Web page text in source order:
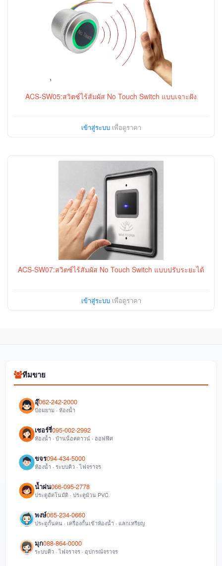
ACS-SW05:สวิตซ์ไร้สัมผัส No Touch Switch แบบเจาะฝัง
เข้าสู่ระบบเพื่อดูราคา
ACS-SW07:สวิตซ์ไร้สัมผัส No Touch Switch แบบปรับระยะได้
เข้าสู่ระบบเพื่อดูราคา
ทีมขาย
อุ๊062-242-2000
ป้อมยาม · ห้องน้ำ
เชอร์รี่095-002-2992
ห้องน้ำ · บ้านน็อคดาวน์ · ออฟฟิศ
ขจร094-434-5000
ห้องน้ำ · ระบบคิว · ไฟจราจร
น้ำฝน066-095-2778
ประตูอัตโนมัติ · ประตูม้วน PVC
พงษ์065-234-0660
ประตูกั้นคน · เครื่องกั้นเข้าห้องน้ำ · แลกเหรียญ
มุก088-864-0000
ระบบคิว · ไฟจราจร · อุปกรณ์จราจร